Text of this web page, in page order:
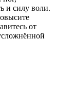
и силу воли.
от